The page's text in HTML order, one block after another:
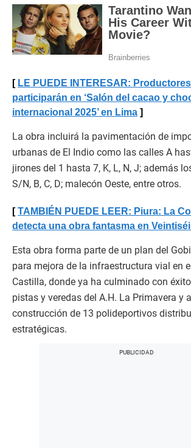
LE PUEDE INTERESAR:
participarán en ‘Salón del cacao y
internacional 2025’ en Lima
La obra incluirá la pavimentación de
urbanas de El Indio como las calles A
jirones del 1 hasta 7, K, L, N, J; además
S/N, B, C, D; malecón Oeste, entre otros.
TAMBIÉN PUEDE LEER: Piura: La
detecta una obra fantasma en
Esta obra forma parte de un plan del
para mejora de la infraestructura vial en
Castilla, donde ya ha culminado con
pistas y veredas del A.H. La Primavera y
construcción de 13 polideportivos
estratégicas.